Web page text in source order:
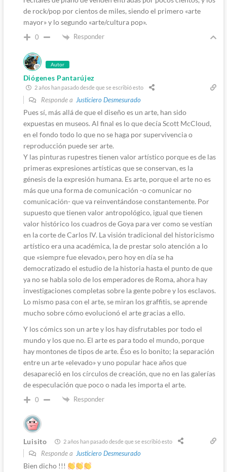
de rock/pop por cientos de miles, siendo el primero «arte
mayor» y lo segundo «arte/cultura pop».
0 Responder
Autor
Diógenes Pantarújez
2 años han pasado desde que se escribió esto
Responde a Justiciero Desmesurado
Pues sí, más allá de que el diseño es un arte, han sido
expuestas en museos. Al final es lo que decía Scott McCloud,
en el fondo todo lo que no se haga por supervivencia o
reproducción puede ser arte.
Y las pinturas rupestres tienen valor artístico porque es de las
primeras expresiones artísticas que se conservan, es la
génesis de la expresión humana. Es arte, porque el arte no es
más que una forma de comunicación -o comunicar no
comunicación- que va reinventándose constantemente. Por
supuesto que tienen valor antropológico, igual que tienen
valor histórico los cuadros de Goya para ver como se vestían
en la corte de Carlos IV. La visión tradicional del historicismo
artístico era una académica, la de prestar solo atención a lo
que «siempre fue elevado», pero hoy en día se ha
democratizado el estudio de la historia hasta el punto de que
ya no se habla solo de los emperadores de Roma, ahora hay
investigaciones completas sobre la gente pobre y los esclavos.
Lo mismo pasa con el arte, se miran los graffitis, se aprende
mucho sobre cómo evolucionó el arte gracias a ello.
Y los cómics son un arte y los hay disfrutables por todo el
mundo y los que no. El arte es para todo el mundo, porque
hay montones de tipos de arte. Éso es lo bonito; la separación
entre un arte «elevado» y uno popular hace años que
desapareció en los círculos de creación, que no en las galerías
de especulación que poco o nada les importa el arte.
0 Responder
Luisito 2 años han pasado desde que se escribió esto
Responde a Justiciero Desmesurado
Bien dicho !!!